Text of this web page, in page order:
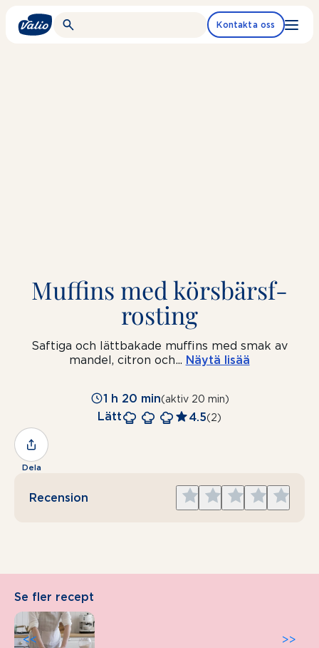
Kontakta oss
Muffins med körsbärsf­
rosting
Saftiga och lättbakade muffins med smak av
mandel, citron och... Näytä lisää
1 h 20 min(aktiv 20 min)
Lätt 4.5(2)
Dela
Recension
Give
5
Give
4
Give
3
Give
2
Give
1
Se fler recept
>>
<<